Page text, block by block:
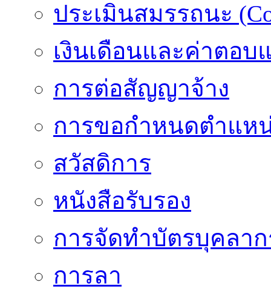
ประเมินสมรรถนะ
เงินเดือนและค่าตอบ
การต่อสัญญาจ้าง
การขอกำหนดตำแห
สวัสดิการ
หนังสือรับรอง
การจัดทำบัตรบุคลา
การลา